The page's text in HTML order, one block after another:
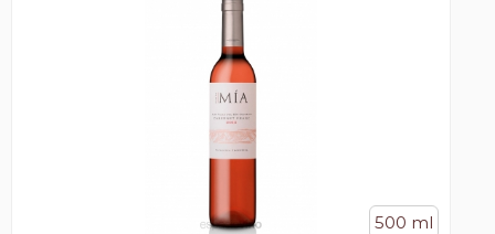
500 ml